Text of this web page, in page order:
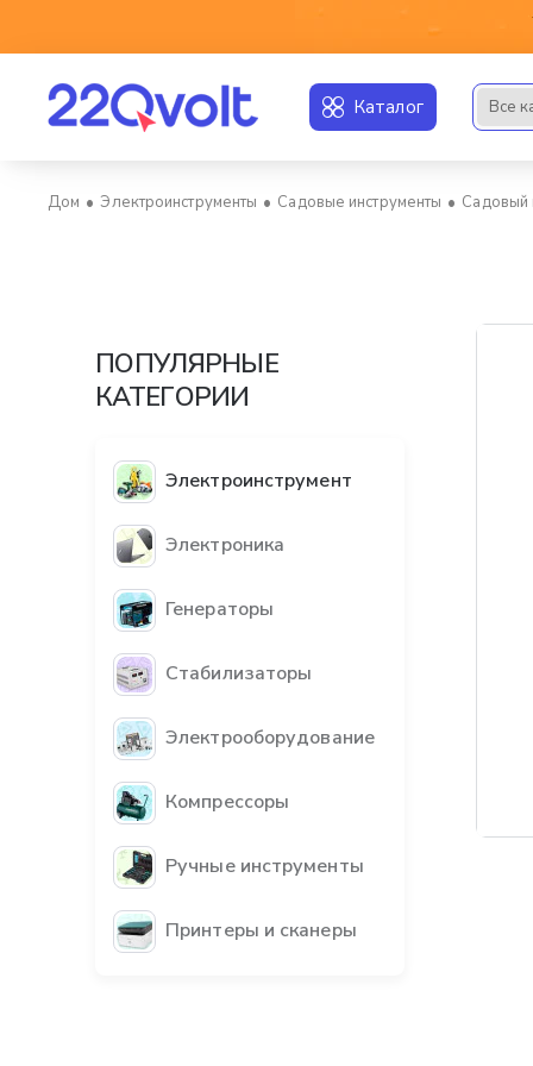
Каталог Все
Электроинструменты Садовые инструменты Садовый
ПОПУЛЯРНЫЕ
КАТЕГОРИИ
Электроинструмент
Электроника
Генераторы
Стабилизаторы
Электрооборудование
Компрессоры
Ручные инструменты
Принтеры и сканеры